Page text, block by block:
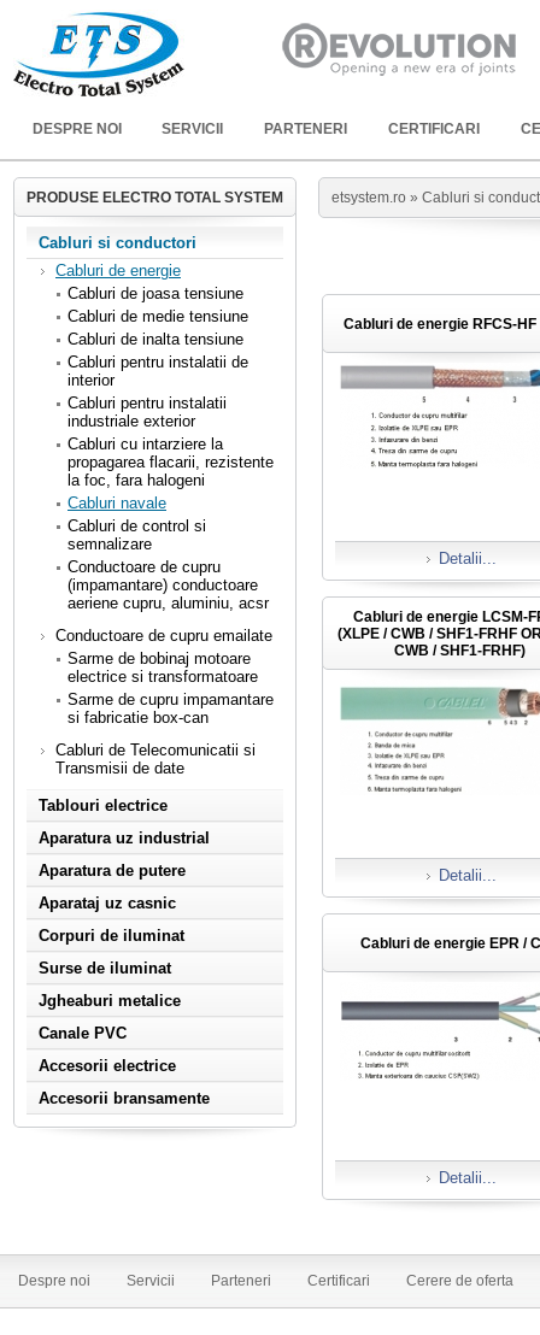
DESPRE NOI SERVICII PARTENERI CERTIFICARI
PRODUSE ELECTRO TOTAL SYSTEM
Cabluri si conductori
Cabluri de energie
Cabluri de joasa tensiune
Cabluri de medie tensiune
Cabluri de inalta tensiune
Cabluri pentru instalatii de
interior
Cabluri pentru instalatii
industriale exterior
Cabluri cu intarziere la
propagarea flacarii, rezistente
la foc, fara halogeni
Cabluri navale
Cabluri de control si
semnalizare
Conductoare de cupru
(impamantare) conductoare
aeriene cupru, aluminiu, acsr
Conductoare de cupru emailate
Sarme de bobinaj motoare
electrice si transformatoare
Sarme de cupru impamantare
si fabricatie box-can
Cabluri de Telecomunicatii si
Transmisii de date
Tablouri electrice
Aparatura uz industrial
Aparatura de putere
Aparataj uz casnic
Corpuri de iluminat
Surse de iluminat
Jgheaburi metalice
Canale PVC
Accesorii electrice
Accesorii bransamente
etsystem.ro » Cabluri si
Cabluri de energie RFCS-HF
Detalii...
Cabluri de energie LCSM-
(XLPE / CWB / SHF1-FRHF
CWB / SHF1-FRHF)
Detalii...
Cabluri de energie EPR /
Detalii...
Despre noi Servicii Parteneri Certificari Cerere de oferta